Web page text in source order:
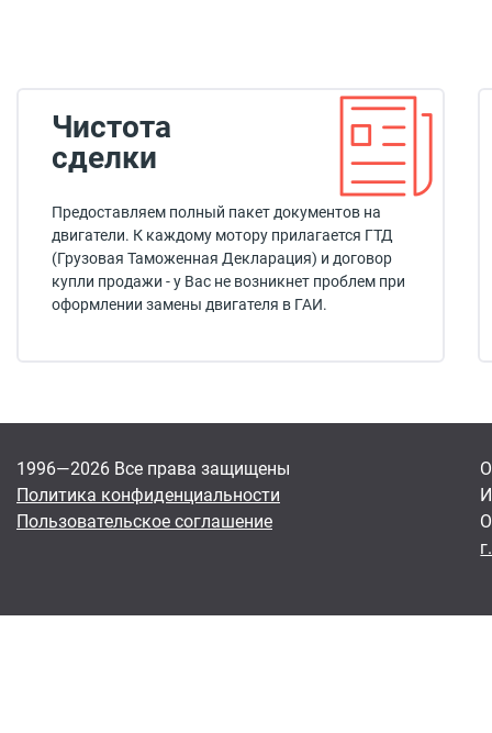
Чистота
сделки
Предоставляем полный пакет документов на
двигатели. К каждому мотору прилагается ГТД
(Грузовая Таможенная Декларация) и договор
купли продажи - у Вас не возникнет проблем при
оформлении замены двигателя в ГАИ.
1996—2026 Все права защищены
Политика конфиденциальности
Пользовательское соглашение